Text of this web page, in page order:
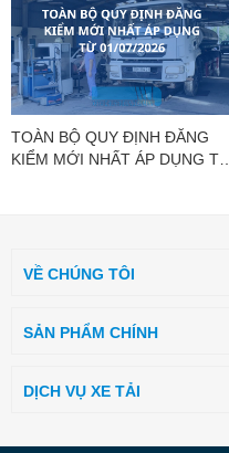
TOÀN BỘ QUY ĐỊNH ĐĂNG
KIỂM MỚI NHẤT ÁP DỤNG TỪ
VỀ CHÚNG TÔI
SẢN PHẨM CHÍNH
DỊCH VỤ XE TẢI